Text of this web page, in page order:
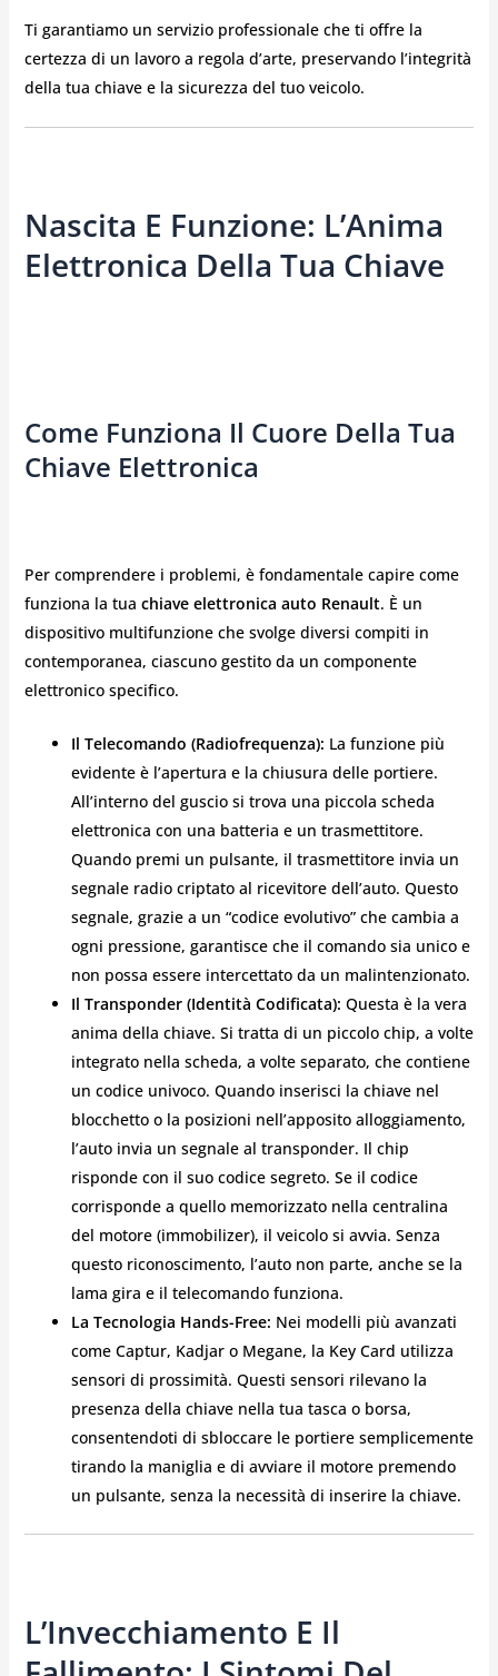
Ti garantiamo un servizio professionale che ti offre la
certezza di un lavoro a regola d’arte, preservando l’integrità
della tua chiave e la sicurezza del tuo veicolo.
Nascita E Funzione: L’Anima
Elettronica Della Tua Chiave
Come Funziona Il Cuore Della Tua
Chiave Elettronica
Per comprendere i problemi, è fondamentale capire come
funziona la tua chiave elettronica auto Renault. È un
dispositivo multifunzione che svolge diversi compiti in
contemporanea, ciascuno gestito da un componente
elettronico specifico.
Il Telecomando (Radiofrequenza): La funzione più
evidente è l’apertura e la chiusura delle portiere.
All’interno del guscio si trova una piccola scheda
elettronica con una batteria e un trasmettitore.
Quando premi un pulsante, il trasmettitore invia un
segnale radio criptato al ricevitore dell’auto. Questo
segnale, grazie a un “codice evolutivo” che cambia a
ogni pressione, garantisce che il comando sia unico e
non possa essere intercettato da un malintenzionato.
Il Transponder (Identità Codificata): Questa è la vera
anima della chiave. Si tratta di un piccolo chip, a volte
integrato nella scheda, a volte separato, che contiene
un codice univoco. Quando inserisci la chiave nel
blocchetto o la posizioni nell’apposito alloggiamento,
l’auto invia un segnale al transponder. Il chip
risponde con il suo codice segreto. Se il codice
corrisponde a quello memorizzato nella centralina
del motore (immobilizer), il veicolo si avvia. Senza
questo riconoscimento, l’auto non parte, anche se la
lama gira e il telecomando funziona.
La Tecnologia Hands-Free: Nei modelli più avanzati
come Captur, Kadjar o Megane, la Key Card utilizza
sensori di prossimità. Questi sensori rilevano la
presenza della chiave nella tua tasca o borsa,
consentendoti di sbloccare le portiere semplicemente
tirando la maniglia e di avviare il motore premendo
un pulsante, senza la necessità di inserire la chiave.
L’Invecchiamento E Il